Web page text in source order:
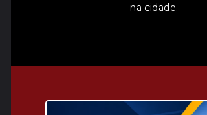
na cidade.